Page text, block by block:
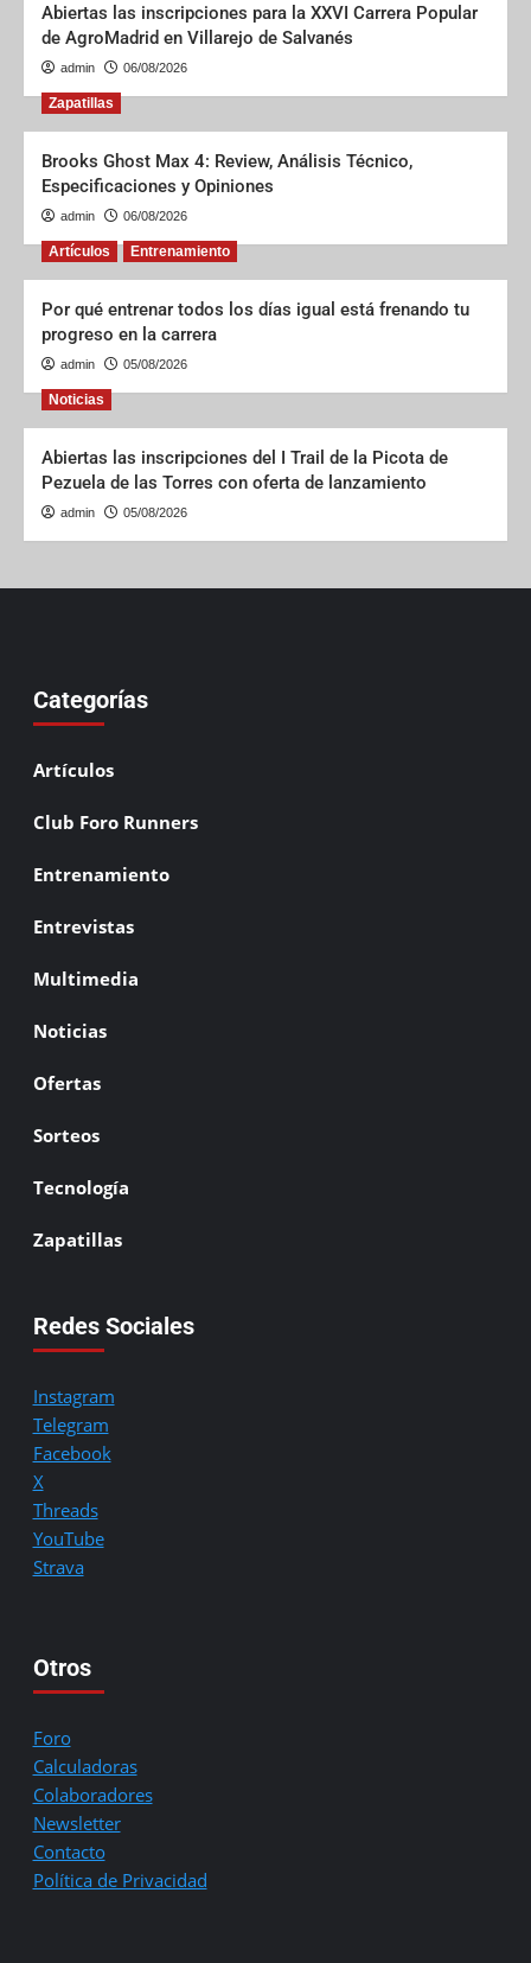
Abiertas las inscripciones para la XXVI Carrera Popular
de AgroMadrid en Villarejo de Salvanés
admin 06/08/2026
Zapatillas
Brooks Ghost Max 4: Review, Análisis Técnico,
Especificaciones y Opiniones
admin 06/08/2026
Artículos Entrenamiento
Por qué entrenar todos los días igual está frenando tu
progreso en la carrera
admin 05/08/2026
Noticias
Abiertas las inscripciones del I Trail de la Picota de
Pezuela de las Torres con oferta de lanzamiento
admin 05/08/2026
Categorías
Artículos
Club Foro Runners
Entrenamiento
Entrevistas
Multimedia
Noticias
Ofertas
Sorteos
Tecnología
Zapatillas
Redes Sociales
Instagram
Telegram
Facebook
X
Threads
YouTube
Strava
Otros
Foro
Calculadoras
Colaboradores
Newsletter
Contacto
Política de Privacidad